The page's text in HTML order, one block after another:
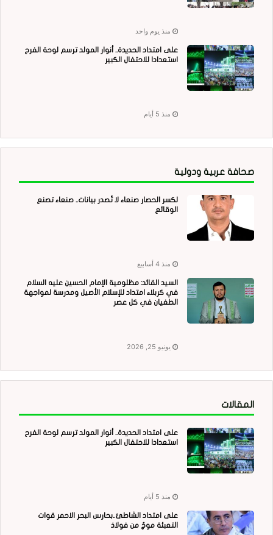
منذ يوم واحد
على امتداد الحديدة.. أنوار المولد ترسم لوحة الفرح
استعدادا للاحتفال الكبير
منذ 5 أيام
صحافة عربية ودولية
لكسر الحصار صنعاء لا تُصدر بيانات.. صنعاء تصنع
الوقائع
منذ 4 أسابيع
السيد القائد: مظلومية الإمام الحسين عليه السلام
في كربلاء امتداد للإسلام الأصيل ومدرسة لمواجهة
الطغيان في كل عصر
يونيو 25, 2026
المقالات
على امتداد الحديدة.. أنوار المولد ترسم لوحة الفرح
استعدادا للاحتفال الكبير
منذ 5 أيام
على امتداد الشاطئ..بحارس البحر الاحمر قوات
التعبئة موجٌ من فولاذ